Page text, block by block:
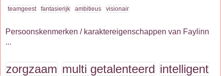
teamgeest fantasierijk ambitieus visionair
Persoonskenmerken / karaktereigenschappen van Faylinn
...
zorgzaam multi getalenteerd intelligent